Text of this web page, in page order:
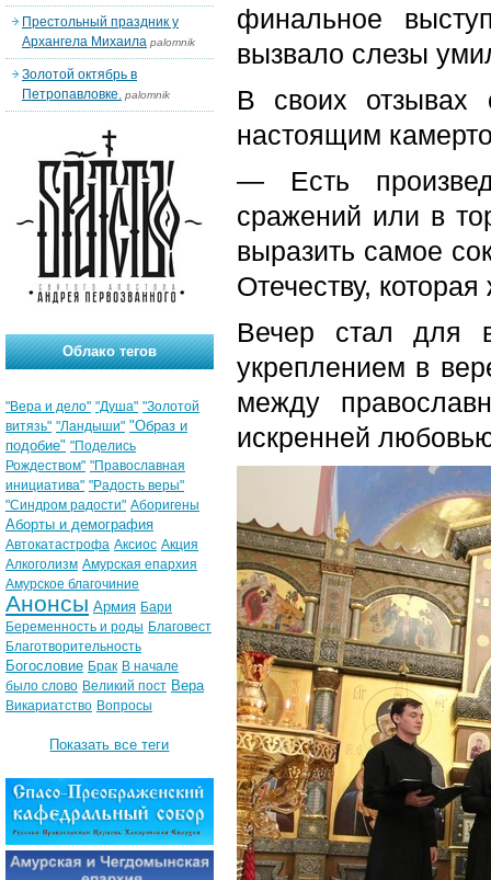
финальное
вызвало слезы
В своих отзывах
настоящим
— Есть
сражений или в
выразить самое
Отечеству,
Вечер стал для
укреплением в
между
искренней
Престольный праздник у
Архангела Михаила palomnik
Золотой октябрь в
Петропавловке. palomnik
Облако тегов
"Вера и дело" "Душа" "Золотой
витязь" "Ландыши" "Образ и
подобие" "Поделись
Рождеством" "Православная
инициатива" "Радость веры"
"Синдром радости" Аборигены
Аборты и демография
Автокатастрофа Аксиос Акция
Алкоголизм Амурская епархия
Амурское благочиние
Анонсы Армия Бари
Беременность и роды Благовест
Благотворительность
Богословие Брак В начале
было слово Великий пост Вера
Викариатство Вопросы
Показать все теги